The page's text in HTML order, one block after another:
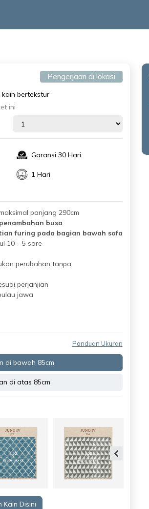
Pengerjaan di lokasi
bertekstur
ini
Garansi 30 Hari
1 Hari
panjang 290cm
busa
furing pada bagian bawah sofa
10 – 5 sore
perubahan tanpa
perjanjian
jawa
Panduan Ukuran
di bawah 85cm
di atas 85cm
Kain Disini